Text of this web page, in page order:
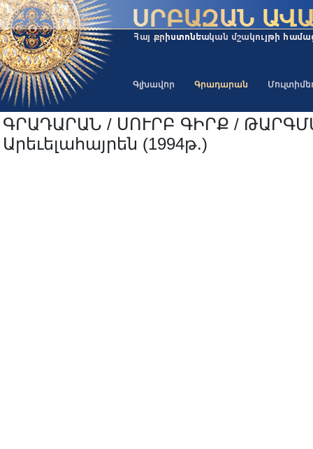
Գլխավոր Գրադարան
ԳՐԱԴԱՐԱՆ / ՍՈՒՐԲ ԳԻՐՔ /
Արեւելահայրեն (1994թ.)